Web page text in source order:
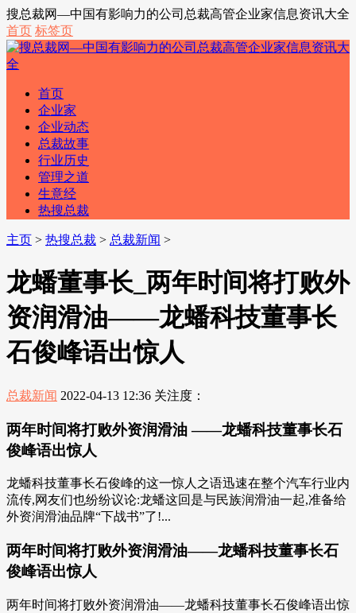
搜总裁网—中国有影响力的公司总裁高管企业家信息资讯大全
首页 标签页
首页
企业家
企业动态
总裁故事
行业历史
管理之道
生意经
热搜总裁
主页 > 热搜总裁 > 总裁新闻 >
龙蟠董事长_两年时间将打败外
资润滑油——龙蟠科技董事长
石俊峰语出惊人
总裁新闻 2022-04-13 12:36 关注度：
两年时间将打败外资润滑油 ——龙蟠科技董事长石
俊峰语出惊人
龙蟠科技董事长石俊峰的这一惊人之语迅速在整个汽车行业内
流传,网友们也纷纷议论:龙蟠这回是与民族润滑油一起,准备给
外资润滑油品牌“下战书”了!...
两年时间将打败外资润滑油——龙蟠科技董事长石
俊峰语出惊人
两年时间将打败外资润滑油——龙蟠科技董事长石俊峰语出惊